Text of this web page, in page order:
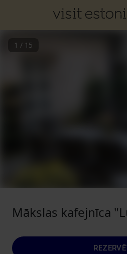
1 / 15
Mākslas kafejnīca